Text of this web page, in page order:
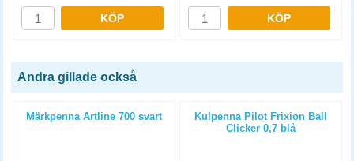
KÖP KÖP
Andra gillade också
Märkpenna Artline 700 svart
Kulpenna Pilot Frixion Ball
Clicker 0,7 blå